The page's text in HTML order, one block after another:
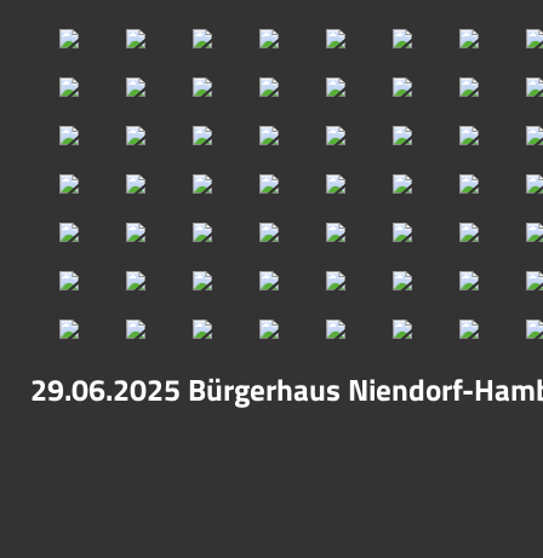
29.06.2025 Bürgerhaus Niendorf-